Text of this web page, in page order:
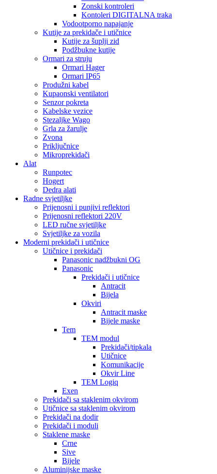
Zonski kontroleri
Kontoleri DIGITALNA traka
Vodootporno napajanje
Kutije za prekidače i utičnice
Kutije za šuplji zid
Podžbukne kutije
Ormari za struju
Ormari Hager
Ormari IP65
Produžni kabel
Kupaonski ventilatori
Senzor pokreta
Kabelske vezice
Stezaljke Wago
Grla za žarulje
Zvona
Priključnice
Mikroprekidači
Alat
Runpotec
Hogert
Dedra alati
Radne svjetiljke
Prijenosni i punjivi reflektori
Prijenosni reflektori 220V
LED ručne svjetiljke
Svjetiljke za vozila
Moderni prekidači i utičnice
Utičnice i prekidači
Panasonic nadžbukni OG
Panasonic
Prekidači i utičnice
Antracit
Bijela
Okviri
Antracit maske
Bijele maske
Tem
TEM modul
Prekidači/tipkala
Utičnice
Komunikacije
Okvir Line
TEM Logiq
Exen
Prekidači sa staklenim okvirom
Utičnice sa staklenim okvirom
Prekidači na dodir
Prekidači i moduli
Staklene maske
Crne
Sive
Bijele
Aluminijske maske